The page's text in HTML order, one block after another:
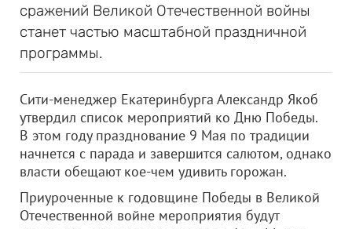
сражений Великой Отечественной войны
станет частью масштабной праздничной
программы.
Сити-менеджер Екатеринбурга Александр Якоб
утвердил список мероприятий ко Дню Победы.
В этом году празднование 9 Мая по традиции
начнется с парада и завершится салютом, однако
власти обещают кое-чем удивить горожан.
Приуроченные к годовщине Победы в Великой
Отечественной войне мероприятия будут